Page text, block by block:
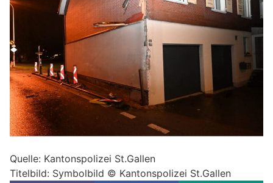
Quelle: Kantonspolizei St.Gallen
Titelbild: Symbolbild © Kantonspolizei St.Gallen